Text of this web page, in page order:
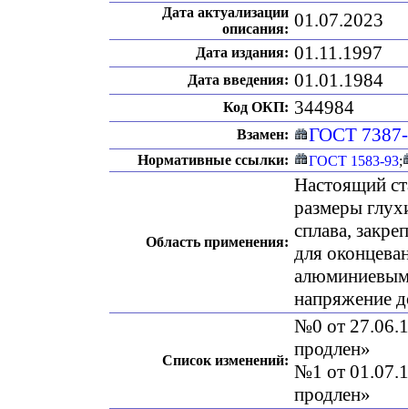
Дата актуализации
описания: 01.07.2023
Дата издания: 01.11.1997
Дата введения: 01.01.1984
Код ОКП: 344984
Взамен: ГОСТ
Нормативные ссылки: ГОСТ 1583-93;
Область применения:
Настоящий
размеры
сплава,
для
напряжение
Список изменений:
№0 от
продлен»
№1 от
продлен»